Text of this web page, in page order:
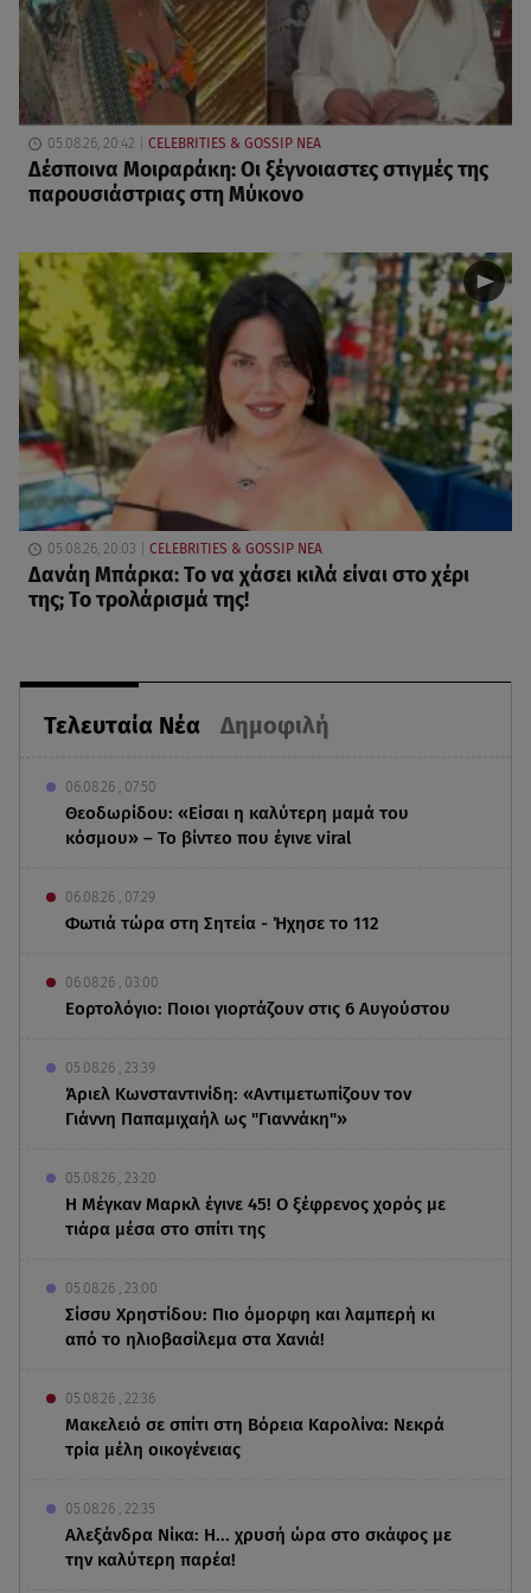
Τελευταία Νέα Δημοφιλή
06.08.26 , 07:50
Θεοδωρίδου: «Είσαι η καλύτερη μαμά του
κόσμου» – Το βίντεο που έγινε viral
06.08.26 , 07:29
Φωτιά τώρα στη Σητεία - Ήχησε το 112
06.08.26 , 03:00
Εορτολόγιο: Ποιοι γιορτάζουν στις 6 Αυγούστου
05.08.26 , 23:39
Άριελ Κωνσταντινίδη: «Αντιμετωπίζουν τον
Γιάννη Παπαμιχαήλ ως "Γιαννάκη"»
05.08.26 , 23:20
Η Μέγκαν Μαρκλ έγινε 45! Ο ξέφρενος χορός με
τιάρα μέσα στο σπίτι της
05.08.26 , 23:00
Σίσσυ Χρηστίδου: Πιο όμορφη και λαμπερή κι
από το ηλιοβασίλεμα στα Χανιά!
05.08.26 , 22:36
Μακελειό σε σπίτι στη Βόρεια Καρολίνα: Νεκρά
τρία μέλη οικογένειας
05.08.26 , 22:35
Αλεξάνδρα Νίκα: Η... χρυσή ώρα στο σκάφος με
την καλύτερη παρέα!
05.08.26, 20:42 CELEBRITIES & GOSSIP ΝΕΑ
Δέσποινα Μοιραράκη: Οι ξέγνοιαστες στιγμές της
παρουσιάστριας στη Μύκονο
05.08.26, 20:03 CELEBRITIES & GOSSIP ΝΕΑ
Δανάη Μπάρκα: Το να χάσει κιλά είναι στο χέρι
της; Το τρολάρισμά της!